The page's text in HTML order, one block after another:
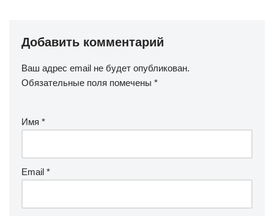
Добавить комментарий
Ваш адрес email не будет опубликован.
Обязательные поля помечены *
Имя *
Email *